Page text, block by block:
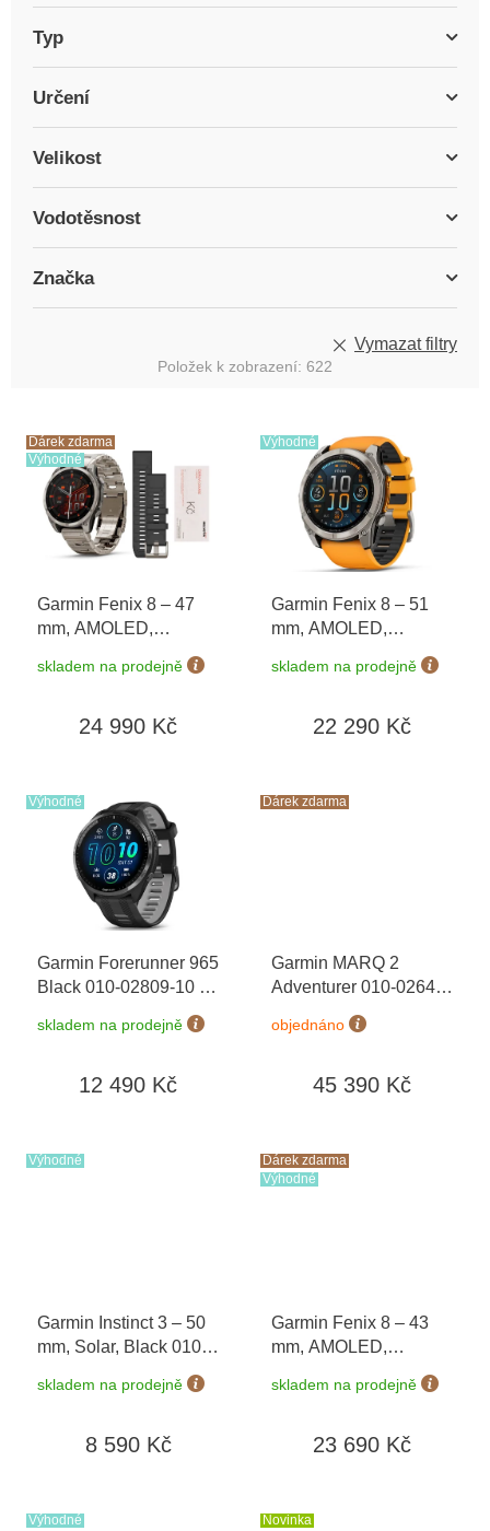
Typ
Určení
Velikost
Vodotěsnost
Značka
Vymazat filtry
Položek k zobrazení: 622
Dárek zdarma
Výhodné
Garmin Fenix 8 – 47
mm, AMOLED,
010-02904-40 +
dárkový poukaz v
Voucher
skladem na prodejně
24 990 Kč
Výhodné
Garmin Fenix 8 – 51
mm, AMOLED,
Sapphire, Titanium s
Orange/Graphite 010-
skladem na prodejně
22 290 Kč
Výhodné
Garmin Forerunner 965
Black 010-02809-10 +
možnost výměny do 90
dní
skladem na prodejně
12 490 Kč
Dárek zdarma
Garmin MARQ 2
Adventurer 010-02648-
31 Premium + náhradní
řemínek+ dárkový
objednáno
45 390 Kč
Výhodné
Garmin Instinct 3 – 50
mm, Solar, Black 010-
skladem na prodejně
8 590 Kč
Dárek zdarma
Výhodné
Garmin Fenix 8 – 43
mm, AMOLED,
Sapphire, Soft Gold /
Limestone 010-02903-
+ Topo Czech PRO
hodnotě 1790 Kč
skladem na prodejně
23 690 Kč
Výhodné Novinka